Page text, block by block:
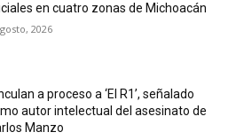
en cuatro zonas de Michoacán
2026
a proceso a ‘El R1’, señalado
autor intelectual del asesinato de
Manzo